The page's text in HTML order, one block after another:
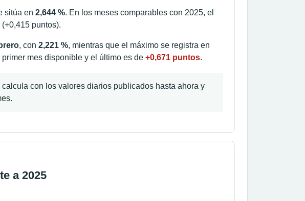
sitúa en 2,644 %. En los meses comparables con 2025, el
puntos).
, con 2,221 %, mientras que el máximo se registra en
mes disponible y el último es de +0,671 puntos.
con los valores diarios publicados hasta ahora y
a 2025